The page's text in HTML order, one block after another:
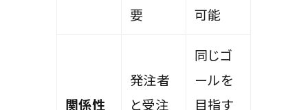
要
可能
関係性
発注者
と受注
同じゴ
ールを
目指す